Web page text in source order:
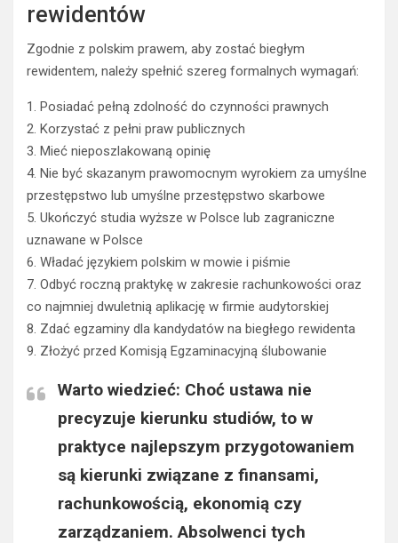
rewidentów
Zgodnie z polskim prawem, aby zostać biegłym
rewidentem, należy spełnić szereg formalnych wymagań:
1. Posiadać pełną zdolność do czynności prawnych
2. Korzystać z pełni praw publicznych
3. Mieć nieposzlakowaną opinię
4. Nie być skazanym prawomocnym wyrokiem za umyślne
przestępstwo lub umyślne przestępstwo skarbowe
5. Ukończyć studia wyższe w Polsce lub zagraniczne
uznawane w Polsce
6. Władać językiem polskim w mowie i piśmie
7. Odbyć roczną praktykę w zakresie rachunkowości oraz
co najmniej dwuletnią aplikację w firmie audytorskiej
8. Zdać egzaminy dla kandydatów na biegłego rewidenta
9. Złożyć przed Komisją Egzaminacyjną ślubowanie
Warto wiedzieć: Choć ustawa nie
precyzuje kierunku studiów, to w
praktyce najlepszym przygotowaniem
są kierunki związane z finansami,
rachunkowością, ekonomią czy
zarządzaniem. Absolwenci tych